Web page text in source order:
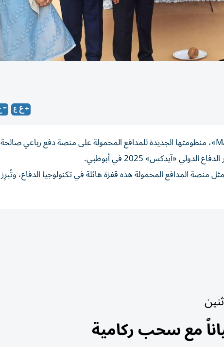
كشفت «كالياني ستراتيجيك سيستيمز ليمتد» النقاب عن «MArG45»، منظومتها الجديدة للمدافع المحمولة على منصة دفع رباعي صالحة
«آيدكس» 2025 في أبوظبي.
منصة المدافع المحمولة هذه قفزة هائلة في تكنولوجيا الدفاع، وتُبرِز
مع سحب ركامية